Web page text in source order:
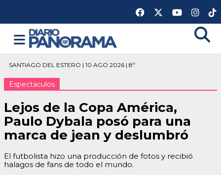
SANTIAGO DEL ESTERO | 10 AGO 2026 | 8º
Espectaculos
Lejos de la Copa América,
Paulo Dybala posó para una
marca de jean y deslumbró
El futbolista hizo una producción de fotos y recibió
halagos de fans de todo el mundo.